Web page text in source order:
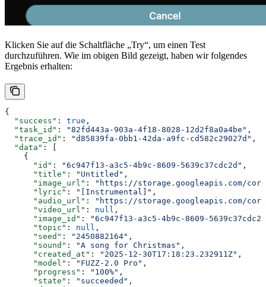
Klicken Sie auf die Schaltfläche „Try“, um einen Test
durchzuführen. Wie im obigen Bild gezeigt, haben wir folgendes
Ergebnis erhalten:
{
  "success"
: true ,
  "task_id"
: "82fd443a-903a-4f18-8028-12d2f8a0a4be" ,
  "trace_id"
: "d85839fa-0bb1-42da-a9fc-cd582c29027d" ,
  "data"
: [
    {
      "id"
: "6c947f13-a3c5-4b9c-8609-5639c37cdc2d" ,
      "title"
: "Untitled" ,
      "image_url"
:
"https://storage.googleapis.com/
      "lyric"
: "[Instrumental]" ,
      "audio_url"
:
"https://storage.googleapis.com/
      "video_url"
: null ,
      "image_id"
:
"6c947f13-a3c5-4b9c-8609-
      "topic"
: null ,
      "seed"
: "2450882164" ,
      "sound"
: "A song for Christmas" ,
      "created_at"
: "2025-12-30T17:18:23.232911Z" ,
      "model"
: "FUZZ-2.0 Pro" ,
      "progress"
: "100%" ,
      "state"
: "succeeded" ,